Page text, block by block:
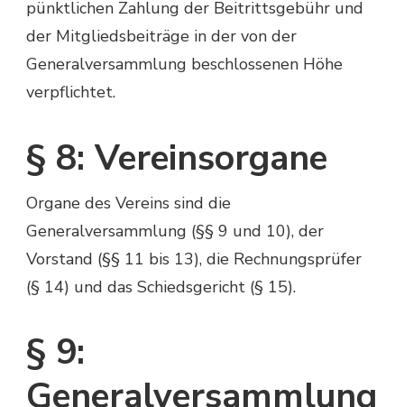
pünktlichen Zahlung der Beitrittsgebühr und
der Mitgliedsbeiträge in der von der
Generalversammlung beschlossenen Höhe
verpflichtet.
§ 8: Vereinsorgane
Organe des Vereins sind die
Generalversammlung (§§ 9 und 10), der
Vorstand (§§ 11 bis 13), die Rechnungsprüfer
(§ 14) und das Schiedsgericht (§ 15).
§ 9:
Generalversammlung